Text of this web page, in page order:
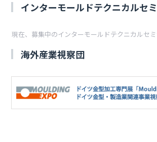
インターモールドテクニカルセ
現在、募集中のインターモールドテクニカルセミ
海外産業視察団